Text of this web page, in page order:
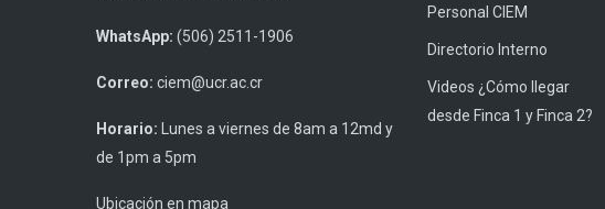
WhatsApp: (506) 2511-1906
Correo: ciem@ucr.ac.cr
Horario: Lunes a viernes de 8am a 12md y
de 1pm a 5pm
Ubicación en mapa
Personal CIEM
Directorio Interno
Videos ¿Cómo llegar
desde Finca 1 y Finca 2?